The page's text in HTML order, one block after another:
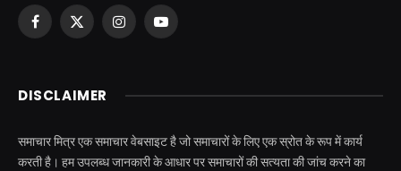
Facebook
X
InstagramYouTube
DISCLAIMER
समाचार मित्र एक समाचार वेबसाइट है जो समाचारों के लिए एक स्रोत के रूप में कार्य
करती है। हम उपलब्ध जानकारी के आधार पर समाचारों की सत्यता की जांच करने का